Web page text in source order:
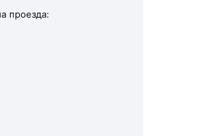
проезда: